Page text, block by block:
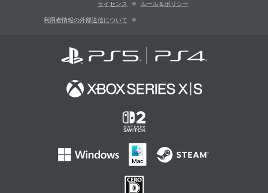
ライセンス ルール＆ポリシー
利用者情報の外部送信について